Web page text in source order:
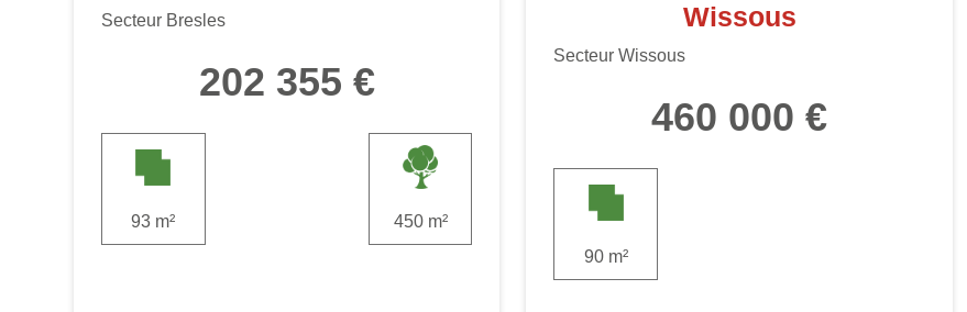
Secteur Bresles
202 355 €
93 m² 450 m²
Wissous
Secteur Wissous
460 000 €
90 m²